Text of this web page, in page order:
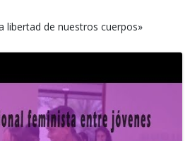
libertad de nuestros cuerpos»